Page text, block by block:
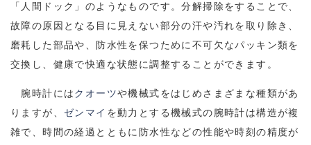
「人間ドック」のようなものです。分解掃除をすることで、
故障の原因となる目に見えない部分の汗や汚れを取り除き、
磨耗した部品や、防水性を保つために不可欠なパッキン類を
交換し、健康で快適な状態に調整することができます。
腕時計にはクオーツや機械式をはじめさまざまな種類があ
りますが、 ゼンマイ を動力とする機械式の腕時計は構造が複
雑で、時間の経過とともに防水性などの性能や時刻の精度が